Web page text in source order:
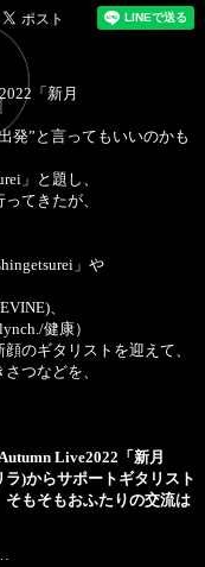
「新月
発”と言ってもいいのかも
」と題し、
てきたが、
」や
、
健康）
のギタリストを迎えて、
つなどを、
Live2022「新月
)からサポートギタリスト
もそもおふたりの交流は